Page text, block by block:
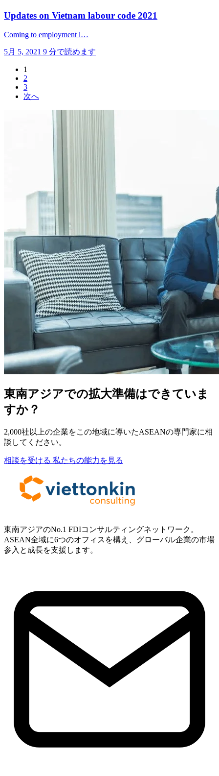
Updates on Vietnam labour code 2021
Coming to employment l…
5月 5, 2021 9 分で読めます
1
2
3
次へ
東南アジアでの拡大準備はできていま
すか？
2,000社以上の企業をこの地域に導いたASEANの専門家に相
談してください。
相談を受ける 私たちの能力を見る
東南アジアのNo.1 FDIコンサルティングネットワーク。
ASEAN全域に6つのオフィスを構え、グローバル企業の市場
参入と成長を支援します。